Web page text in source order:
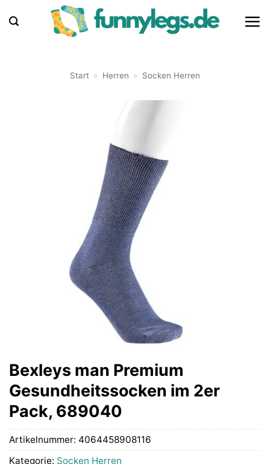
Inhalt
Start » Herren » Socken Herren
Bexleys man Premium
Gesundheitssocken im 2er
Pack, 689040
Artikelnummer: 4064458908116
Kategorie: Socken Herren